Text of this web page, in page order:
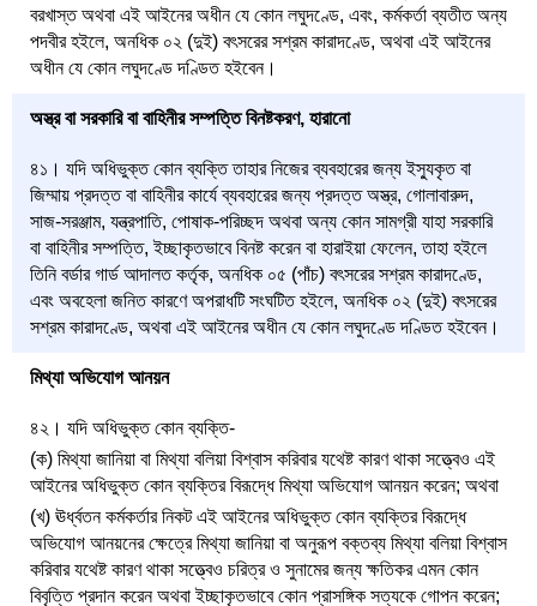
বরখাস্ত অথবা এই আইনের অধীন যে কোন লঘুদণ্ডে, এবং, কর্মকর্তা ব্যতীত অন্য
পদবীর হইলে, অনধিক ০২ (দুই) বৎসরের সশ্রম কারাদণ্ডে, অথবা এই আইনের
অধীন যে কোন লঘুদণ্ডে দণ্ডিত হইবেন।
অস্ত্র বা সরকারি বা বাহিনীর সম্পত্তি বিনষ্টকরণ, হারানো
৪১। যদি অধিভুক্ত কোন ব্যক্তি তাহার নিজের ব্যবহারের জন্য ইস্যুকৃত বা
জিম্মায় প্রদত্ত বা বাহিনীর কার্যে ব্যবহারের জন্য প্রদত্ত অস্ত্র, গোলাবারুদ,
সাজ-সরঞ্জাম, যন্ত্রপাতি, পোষাক-পরিচ্ছদ অথবা অন্য কোন সামগ্রী যাহা সরকারি
বা বাহিনীর সম্পত্তি, ইচ্ছাকৃতভাবে বিনষ্ট করেন বা হারাইয়া ফেলেন, তাহা হইলে
তিনি বর্ডার গার্ড আদালত কর্তৃক, অনধিক ০৫ (পাঁচ) বৎসরের সশ্রম কারাদণ্ডে,
এবং অবহেলা জনিত কারণে অপরাধটি সংঘটিত হইলে, অনধিক ০২ (দুই) বৎসরের
সশ্রম কারাদণ্ডে, অথবা এই আইনের অধীন যে কোন লঘুদণ্ডে দণ্ডিত হইবেন।
মিথ্যা অভিযোগ আনয়ন
৪২। যদি অধিভুক্ত কোন ব্যক্তি-
(ক) মিথ্যা জানিয়া বা মিথ্যা বলিয়া বিশ্বাস করিবার যথেষ্ট কারণ থাকা সত্ত্বেও এই
আইনের অধিভুক্ত কোন ব্যক্তির বিরূদ্ধে মিথ্যা অভিযোগ আনয়ন করেন; অথবা
(খ) ঊর্ধ্বতন কর্মকর্তার নিকট এই আইনের অধিভুক্ত কোন ব্যক্তির বিরূদ্ধে
অভিযোগ আনয়নের ক্ষেত্রে মিথ্যা জানিয়া বা অনুরূপ বক্তব্য মিথ্যা বলিয়া বিশ্বাস
করিবার যথেষ্ট কারণ থাকা সত্ত্বেও চরিত্র ও সুনামের জন্য ক্ষতিকর এমন কোন
বিবৃত্তি প্রদান করেন অথবা ইচ্ছাকৃতভাবে কোন প্রাসঙ্গিক সত্যকে গোপন করেন;